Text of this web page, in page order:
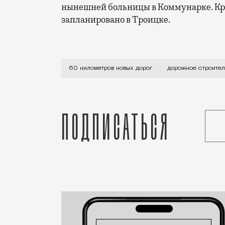
нынешней больницы в Коммунарке.
запланировано в Троицке.
Половину из них — в Новой Москве.
60 километров новых дорог дорожное
Подписаться